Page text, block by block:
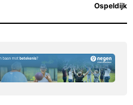
Ospeldijk